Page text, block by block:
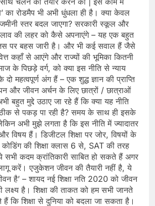
का रोडमैप भी अभी धुंधला ही है। क्या केवल
स्तर बदल जाएगा? सरकारी स्कूल और
की लहर को कैसे अपनाएंगे – यह एक बहुत
पर बहस जारी है। और भी कई सवाल हैं जैसे
कहाँ से आएंगे और राज्यों की भूमिका कितनी
के पिछड़े वर्ग, को क्या इस नीति से न्याय
दो महत्वपूर्ण अंग हैं – एक शुद्ध ज्ञान की प्राप्ति
और जीवन अर्चन के लिए छात्रों / छात्राओं
बहुत मुद्दे उठाए जा रहे हैं कि क्‍या यह नीति
से पकड़ पा रही है? समय के साथ ही इसके
अभी मुझे लगता है कि इस नीति में ज्यादातर
विषय हैं। डिजीटल शिक्षा पर जोर, विषयों के
की शिक्षा क्लास 6 से, SAT की तरह
सभी कदम क्रांतिकारी साबित हो सकते हैं अगर
करें। एजुकेशन जीवन की तैयारी नहीं है, ये
है’ – शायद नई शिक्षा नति 2020 को जीवन
लक्ष्य है। शिक्षा की ताकत को हम सभी जानते
कि शिक्षा से दुनिया को बदला जा सकता है।